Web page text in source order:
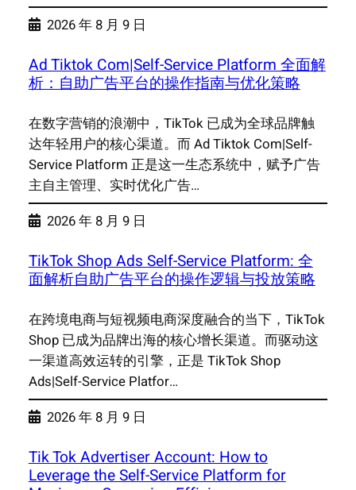
2026 年 8 月 9 日
Ad Tiktok Com|Self-Service Platform 全面解
析：自助广告平台的操作指南与优化策略
在数字营销的浪潮中，TikTok 已成为全球品牌触
达年轻用户的核心渠道。而 Ad Tiktok Com|Self-
Service Platform 正是这一生态系统中，赋予广告
主自主管理、实时优化广告…
2026 年 8 月 9 日
TikTok Shop Ads Self-Service Platform: 全
面解析自助广告平台的操作逻辑与投放策略
在跨境电商与短视频电商深度融合的当下，TikTok
Shop 已成为品牌出海的核心增长渠道。而驱动这
一渠道高效运转的引擎，正是 TikTok Shop
Ads|Self-Service Platfor…
2026 年 8 月 9 日
Tik Tok Advertiser Account: How to
Leverage the Self-Service Platform for